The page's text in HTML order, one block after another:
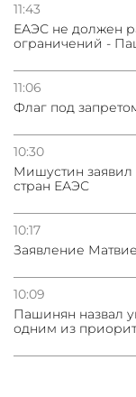
11:43
ЕАЭС не должен
ограничений -
11:06
Флаг под
10:30
Мишустин заявил
стран ЕАЭС
10:17
Заявление
10:09
Пашинян назвал
одним из